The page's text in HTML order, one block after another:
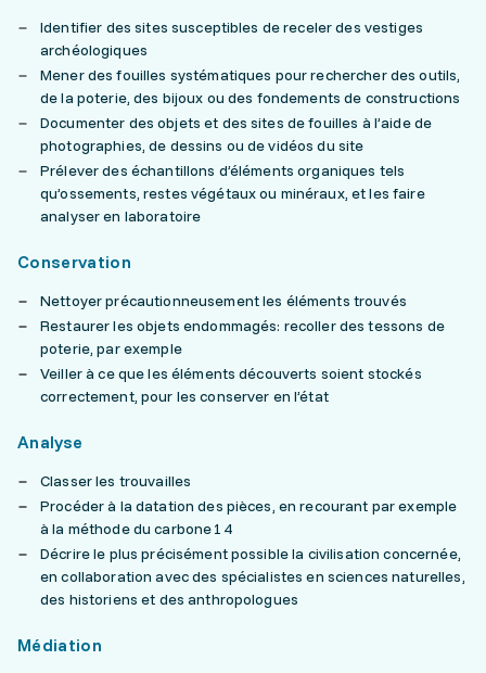
Identifier des sites susceptibles de receler des vestiges
archéologiques
Mener des fouilles systématiques pour rechercher des outils,
de la poterie, des bijoux ou des fondements de constructions
Documenter des objets et des sites de fouilles à l’aide de
photographies, de dessins ou de vidéos du site
Prélever des échantillons d’éléments organiques tels
qu’ossements, restes végétaux ou minéraux, et les faire
analyser en laboratoire
Conservation
Nettoyer précautionneusement les éléments trouvés
Restaurer les objets endommagés: recoller des tessons de
poterie, par exemple
Veiller à ce que les éléments découverts soient stockés
correctement, pour les conserver en l’état
Analyse
Classer les trouvailles
Procéder à la datation des pièces, en recourant par exemple
à la méthode du carbone 14
Décrire le plus précisément possible la civilisation concernée,
en collaboration avec des spécialistes en sciences naturelles,
des historiens et des anthropologues
Médiation